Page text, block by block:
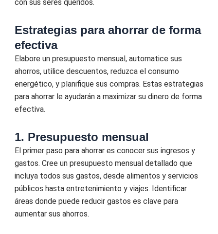
con sus seres queridos.
Estrategias para ahorrar de forma
efectiva
Elabore un presupuesto mensual, automatice sus
ahorros, utilice descuentos, reduzca el consumo
energético, y planifique sus compras. Estas estrategias
para ahorrar le ayudarán a maximizar su dinero de forma
efectiva.
1. Presupuesto mensual
El primer paso para ahorrar es conocer sus ingresos y
gastos. Cree un presupuesto mensual detallado que
incluya todos sus gastos, desde alimentos y servicios
públicos hasta entretenimiento y viajes. Identificar
áreas donde puede reducir gastos es clave para
aumentar sus ahorros.